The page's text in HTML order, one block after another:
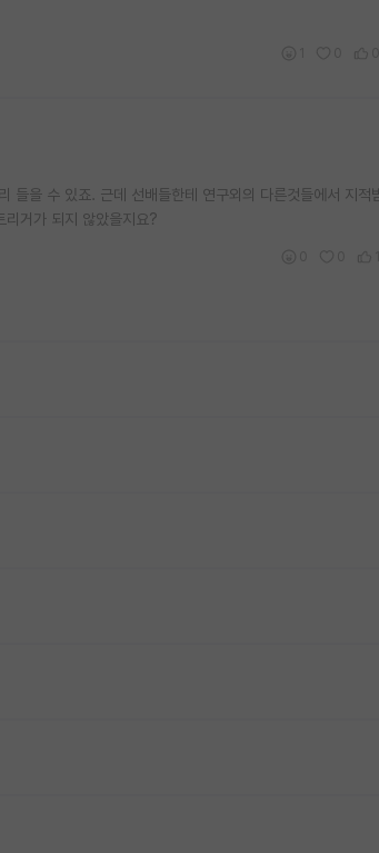
을 수 있죠. 근데 선배들한테 연구외의 다른것들에서 지적
리거가 되지 않았을지요?